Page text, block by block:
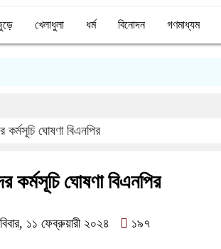
খেলাধুলা ধর্ম বিনোদন গণমাধ্যম
কর্মসূচি ঘোষণা বিএনপির
কর্মসূচি ঘোষণা বিএনপির
১১ ফেব্রুয়ারী ২০২৪ ১৯৭